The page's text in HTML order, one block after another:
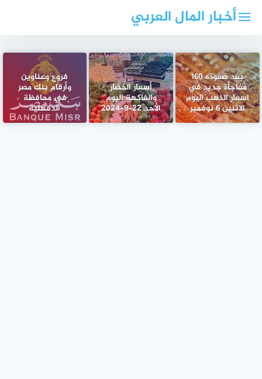
أخبار المال العربي
بعد صعوده 160
مفاجأة جديد في
اسعار الذهب اليوم
الاثنين 6 نوفمبر
أسعار الخضار
والفاكهة اليوم
الأحد 22-9-2024
فروع وعناوين
وأرقام بنك مصر
في محافظة
الدقهلية